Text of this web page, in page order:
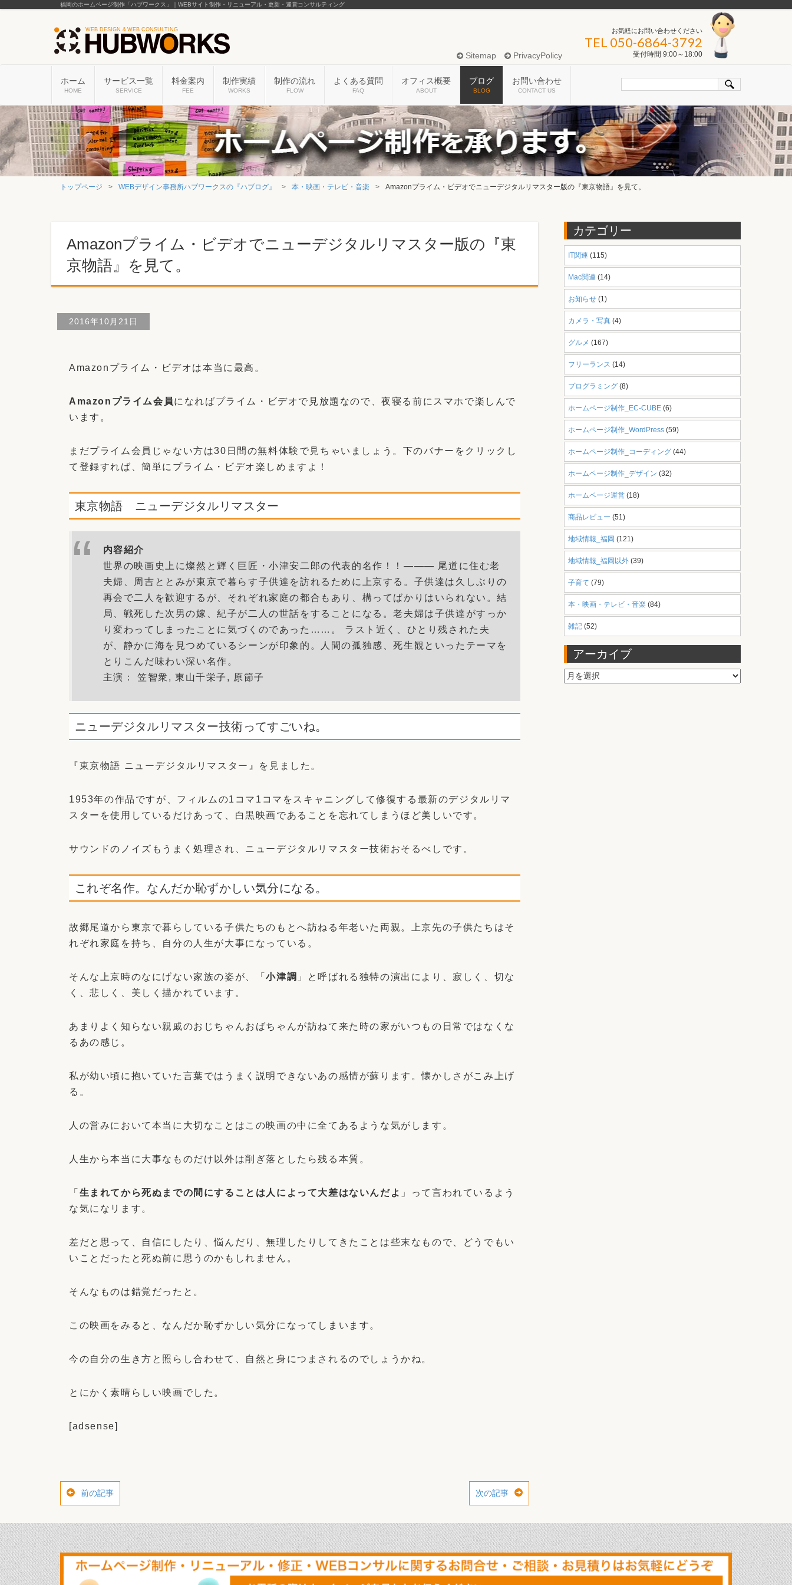
福岡のホームページ制作「ハブワークス」｜WEBサイト制作・リニューアル・更新・運営コンサルティング
Sitemap PrivacyPolicy
お気軽にお問い合わせください
TEL 050-6864-3792
受付時間 9:00～18:00
ホーム
HOME
サービス一覧
SERVICE
料金案内
FEE
制作実績
WORKS
制作の流れ
FLOW
よくある質問
FAQ
オフィス概要
ABOUT
ブログ
BLOG
お問い合わせ
CONTACT US
トップページ WEBデザイン事務所ハブワークスの『ハブログ』 本・映画・テレビ・音楽 Amazonプライム・ビデオでニューデジタルリマスター版の『東京物語』を見て。
Amazonプライム・ビデオでニューデジタルリマスター版の『東
京物語』を見て。
2016年10月21日
Amazonプライム・ビデオは本当に最高。
Amazonプライム会員になればプライム・ビデオで見放題なので、夜寝る前にスマホで楽しんで
います。
まだプライム会員じゃない方は30日間の無料体験で見ちゃいましょう。下のバナーをクリックし
て登録すれば、簡単にプライム・ビデオ楽しめますよ！
東京物語 ニューデジタルリマスター
内容紹介
世界の映画史上に燦然と輝く巨匠・小津安二郎の代表的名作！！――― 尾道に住む老
夫婦、周吉ととみが東京で暮らす子供達を訪れるために上京する。子供達は久しぶりの
再会で二人を歓迎するが、それぞれ家庭の都合もあり、構ってばかりはいられない。結
局、戦死した次男の嫁、紀子が二人の世話をすることになる。老夫婦は子供達がすっか
り変わってしまったことに気づくのであった……。 ラスト近く、ひとり残された夫
が、静かに海を見つめているシーンが印象的。人間の孤独感、死生観といったテーマを
とりこんだ味わい深い名作。
主演： 笠智衆, 東山千栄子, 原節子
ニューデジタルリマスター技術ってすごいね。
『東京物語 ニューデジタルリマスター』を見ました。
1953年の作品ですが、フィルムの1コマ1コマをスキャニングして修復する最新のデジタルリマ
スターを使用しているだけあって、白黒映画であることを忘れてしまうほど美しいです。
サウンドのノイズもうまく処理され、ニューデジタルリマスター技術おそるべしです。
これぞ名作。なんだか恥ずかしい気分になる。
故郷尾道から東京で暮らしている子供たちのもとへ訪ねる年老いた両親。上京先の子供たちはそ
れぞれ家庭を持ち、自分の人生が大事になっている。
そんな上京時のなにげない家族の姿が、「小津調 」と呼ばれる独特の演出により、寂しく、切な
く、悲しく、美しく描かれています。
あまりよく知らない親戚のおじちゃんおばちゃんが訪ねて来た時の家がいつもの日常ではなくな
るあの感じ。
私が幼い頃に抱いていた言葉ではうまく説明できないあの感情が蘇ります。懐かしさがこみ上げ
る。
人の営みにおいて本当に大切なことはこの映画の中に全てあるような気がします。
人生から本当に大事なものだけ以外は削ぎ落としたら残る本質。
「 生まれてから死ぬまでの間にすることは人によって大差はないんだよ 」って言われているよう
な気になリます。
差だと思って、自信にしたり、悩んだり、無理したりしてきたことは些末なもので、どうでもい
いことだったと死ぬ前に思うのかもしれません。
そんなものは錯覚だったと。
この映画をみると、なんだか恥ずかしい気分になってしまいます。
今の自分の生き方と照らし合わせて、自然と身につまされるのでしょうかね。
とにかく素晴らしい映画でした。
[adsense]
前の記事 次の記事
カテゴリー
IT関連 (115)
Mac関連 (14)
お知らせ(1)
カメラ・写真(4)
グルメ (167)
フリーランス (14)
プログラミング(8)
ホームページ制作_EC-CUBE(6)
ホームページ制作_WordPress(59)
ホームページ制作_コーディング(44)
ホームページ制作_デザイン (32)
ホームページ運営(18)
商品レビュー (51)
地域情報_福岡 (121)
地域情報_福岡以外(39)
子育て (79)
本・映画・テレビ・音楽 (84)
雑記(52)
アーカイブ
ア
ー